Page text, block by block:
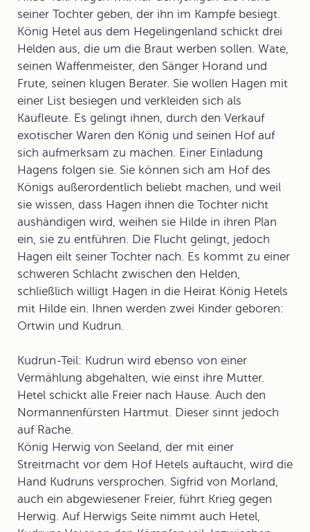
seiner Tochter geben, der ihn im Kampfe besiegt.
König Hetel aus dem Hegelingenland schickt drei
Helden aus, die um die Braut werben sollen. Wate,
seinen Waffenmeister, den Sänger Horand und
Frute, seinen klugen Berater. Sie wollen Hagen mit
einer List besiegen und verkleiden sich als
Kaufleute. Es gelingt ihnen, durch den Verkauf
exotischer Waren den König und seinen Hof auf
sich aufmerksam zu machen. Einer Einladung
Hagens folgen sie. Sie können sich am Hof des
Königs außerordentlich beliebt machen, und weil
sie wissen, dass Hagen ihnen die Tochter nicht
aushändigen wird, weihen sie Hilde in ihren Plan
ein, sie zu entführen. Die Flucht gelingt, jedoch
Hagen eilt seiner Tochter nach. Es kommt zu einer
schweren Schlacht zwischen den Helden,
schließlich willigt Hagen in die Heirat König Hetels
mit Hilde ein. Ihnen werden zwei Kinder geboren:
Ortwin und Kudrun.
Kudrun-Teil: Kudrun wird ebenso von einer
Vermählung abgehalten, wie einst ihre Mutter.
Hetel schickt alle Freier nach Hause. Auch den
Normannenfürsten Hartmut. Dieser sinnt jedoch
auf Rache.
König Herwig von Seeland, der mit einer
Streitmacht vor dem Hof Hetels auftaucht, wird die
Hand Kudruns versprochen. Sigfrid von Morland,
auch ein abgewiesener Freier, führt Krieg gegen
Herwig. Auf Herwigs Seite nimmt auch Hetel,